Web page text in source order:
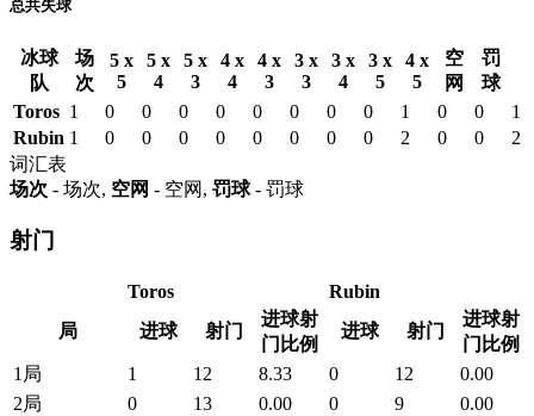
总共失球
冰球
队
场
次
5 x
5
5 x
4
5 x
3
4 x
4
4 x
3
3 x
3
3 x
4
3 x
5
4 x
5
空
网
罚
球
Toros 1 0 0 0 0 0 0 0 0 1 0 0
1
Rubin 1 0 0 0 0 0 0 0 0 2 0 0
2
词汇表
场次 - 场次, 空网 - 空网, 罚球- 罚球
射门
Toros
Rubin
局
进球 射门
进球射
门比例
进球 射门
进球射
门比例
1局
1 12 8.33 0 12
0.00
2局
0 13 0.00 0 9
0.00